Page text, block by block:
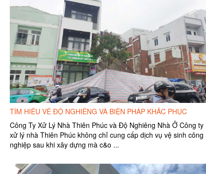
TÌM HIỂU VỀ ĐỘ NGHIÊNG VÀ BIỆN PHÁP KHẮC PHỤC
Công Ty Xử Lý Nhà Thiên Phúc và Độ Nghiêng Nhà Ở Công ty
xử lý nhà Thiên Phúc không chỉ cung cấp dịch vụ vệ sinh công
nghiệp sau khi xây dựng mà c&o ...